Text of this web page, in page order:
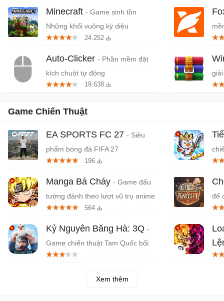
Minecraft - Game sinh tồn
Những khối vuông kỳ diệu
24.252
Auto-Clicker - Phần mềm đặt
kích chuột tự động
19.638
Game Chiến Thuật
EA SPORTS FC 27 - Siêu
phẩm bóng đá FIFA 27
196
Manga Bá Cháy - Game đấu
tướng đánh theo lượt vũ trụ anime
564
Kỷ Nguyên Băng Hà: 3Q -
Game chiến thuật Tam Quốc bối
cảnh băng giá khắc nghiệt
đế
Xem thêm